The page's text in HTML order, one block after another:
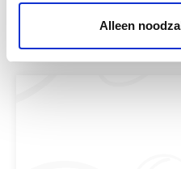
Alleen
Meer lezen